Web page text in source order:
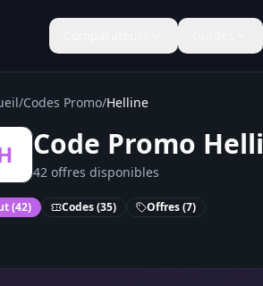
/Codes Promo/Helline
Code Promo
42 offres disponibles
(42) Codes (35) Offres (7)